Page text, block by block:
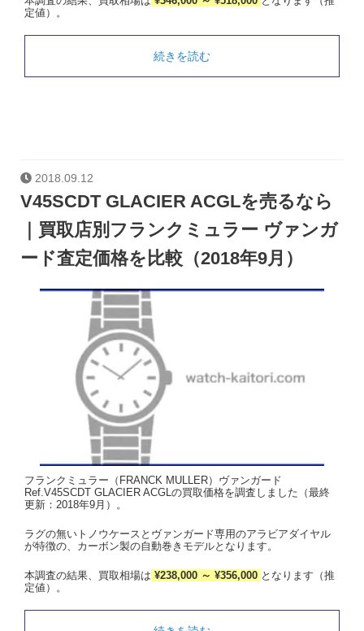
定値）。
続きを読む
2018.09.12
V45SCDT GLACIER ACGLを売るなら
｜買取店別フランクミュラー ヴァンガ
ード査定価格を比較（2018年9月）
フランクミュラー（FRANCK MULLER）ヴァンガード
Ref.V45SCDT GLACIER ACGLの買取価格を調査しました（最終
更新：2018年9月）。
ラグの無いトノウケースとヴァンガード専用のアラビアダイヤル
が特徴の、カーボン製の自動巻きモデルとなります。
本調査の結果、買取相場は ¥238,000 ～ ¥356,000 となります（推
定値）。